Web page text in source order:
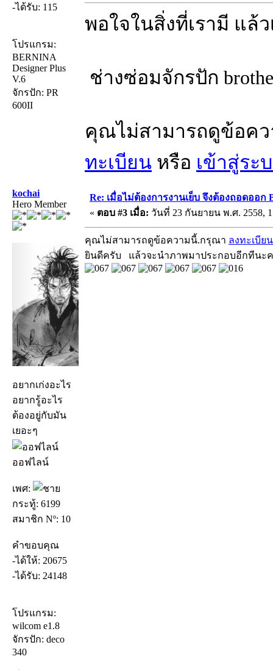
-ได้รับ: 115
โปรแกรม:
BERNINA
Designer Plus
V.6
จักรปัก: PR
600II
พอใจในสิ่งที่เรามี แล้
ช่างซ่อมจักรปัก
คุณไม่สามารถดูข้อค
ทะเบียน หรือ เข้าสู่ระ
kochai
Hero Member
อยากเก่งอะไร
อยากรู้อะไร
ต้องอยู่กับมัน
เยอะๆ
ออฟไลน์
เพศ:
กระทู้: 6199
สมาชิก Nº: 10
คำขอบคุณ
-ได้ให้: 20675
-ได้รับ: 24148
โปรแกรม:
wilcom e1.8
จักรปัก: deco
340
Re: เมื่อไม่ต้องการงานเย็บ จึงต้องถอดออก
« ตอบ #3 เมื่อ: วันที่ 23 กันยายน พ.ศ. 2558,
คุณไม่สามารถดูข้อความนี้.กรุณา ลงทะเบียน
ยินดีครับ แล้วจะนำภาพมาประกอบอีกทีนะ